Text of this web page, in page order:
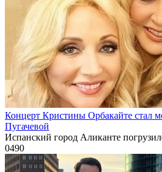
Концерт Кристины Орбакайте стал
Пугачевой
Испанский город Аликанте
0490